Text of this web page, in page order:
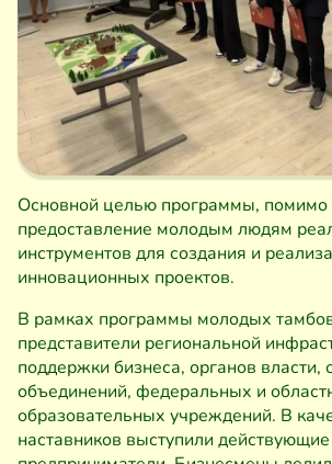
Основной целью программы, помимо
предоставление молодым людям
инструментов для создания и
инновационных проектов.
В рамках программы молодых
представители региональной
поддержки бизнеса, органов
объединений, федеральных и
образовательных учреждений. В
наставников выступили